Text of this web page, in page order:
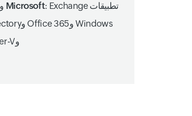
تطبيقات Microsoft
وHyper-V